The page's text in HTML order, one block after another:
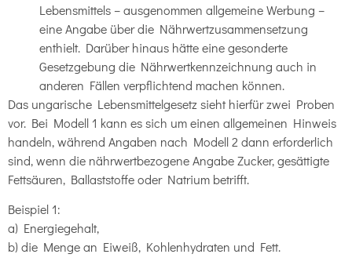
Lebensmittels – ausgenommen allgemeine Werbung –
eine Angabe über die Nährwertzusammensetzung
enthielt. Darüber hinaus hätte eine gesonderte
Gesetzgebung die Nährwertkennzeichnung auch in
anderen Fällen verpflichtend machen können.
Das ungarische Lebensmittelgesetz sieht hierfür zwei Proben
vor. Bei Modell 1 kann es sich um einen allgemeinen Hinweis
handeln, während Angaben nach Modell 2 dann erforderlich
sind, wenn die nährwertbezogene Angabe Zucker, gesättigte
Fettsäuren, Ballaststoffe oder Natrium betrifft.
Beispiel 1:
a) Energiegehalt,
b) die Menge an Eiweiß, Kohlenhydraten und Fett.